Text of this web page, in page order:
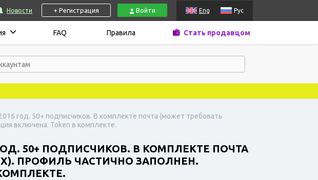
Новости + Регистрация Войти Eng Рус
FAQ Правила Стать продавцом
год. 50+ подписчиков. В комплекте почта (может требовать
включена. Token в комплекте.
50+ ПОДПИСЧИКОВ. В КОМПЛЕКТЕ ПОЧТА
ПРОФИЛЬ ЧАСТИЧНО ЗАПОЛНЕН.